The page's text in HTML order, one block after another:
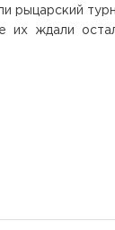
рыцарский
их ждали